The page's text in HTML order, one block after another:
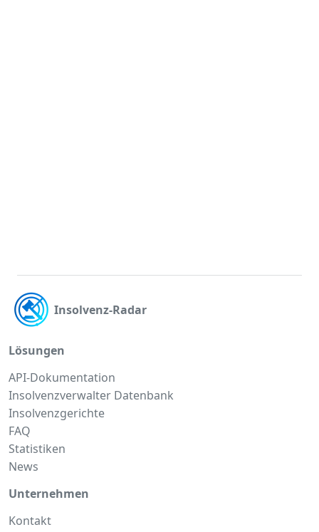
Insolvenz-Radar
Lösungen
API-Dokumentation
Insolvenzverwalter Datenbank
Insolvenzgerichte
FAQ
Statistiken
News
Unternehmen
Kontakt